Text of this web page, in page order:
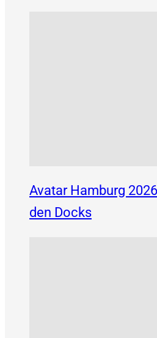
Avatar Hamburg
den Docks